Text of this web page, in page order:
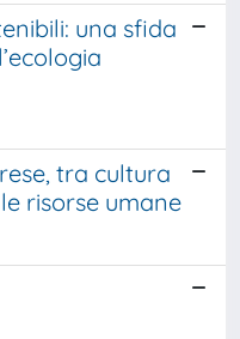
una sfida
tra cultura
risorse umane